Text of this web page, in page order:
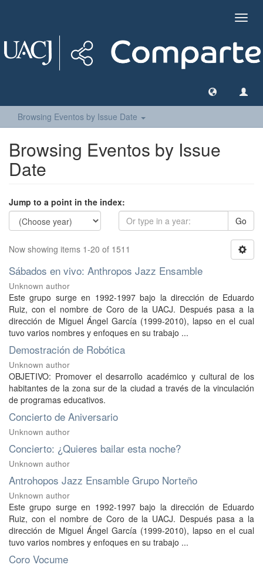
Browsing Eventos by Issue Date
Browsing Eventos by Issue
Date
Jump to a point in the index:
Go
Now showing items 1-20 of 1511
Sábados en vivo: Anthropos Jazz Ensamble
Unknown author
Este grupo surge en 1992-1997 bajo la dirección de Eduardo
Ruiz, con el nombre de Coro de la UACJ. Después pasa a la
dirección de Miguel Ángel García (1999-2010), lapso en el cual
tuvo varios nombres y enfoques en su trabajo ...
Demostración de Robótica
Unknown author
OBJETIVO: Promover el desarrollo académico y cultural de los
habitantes de la zona sur de la ciudad a través de la vinculación
de programas educativos.
Concierto de Aniversario
Unknown author
Concierto: ¿Quieres bailar esta noche?
Unknown author
Antrohopos Jazz Ensamble Grupo Norteño
Unknown author
Este grupo surge en 1992-1997 bajo la dirección de Eduardo
Ruiz, con el nombre de Coro de la UACJ. Después pasa a la
dirección de Miguel Ángel García (1999-2010), lapso en el cual
tuvo varios nombres y enfoques en su trabajo ...
Coro Vocume